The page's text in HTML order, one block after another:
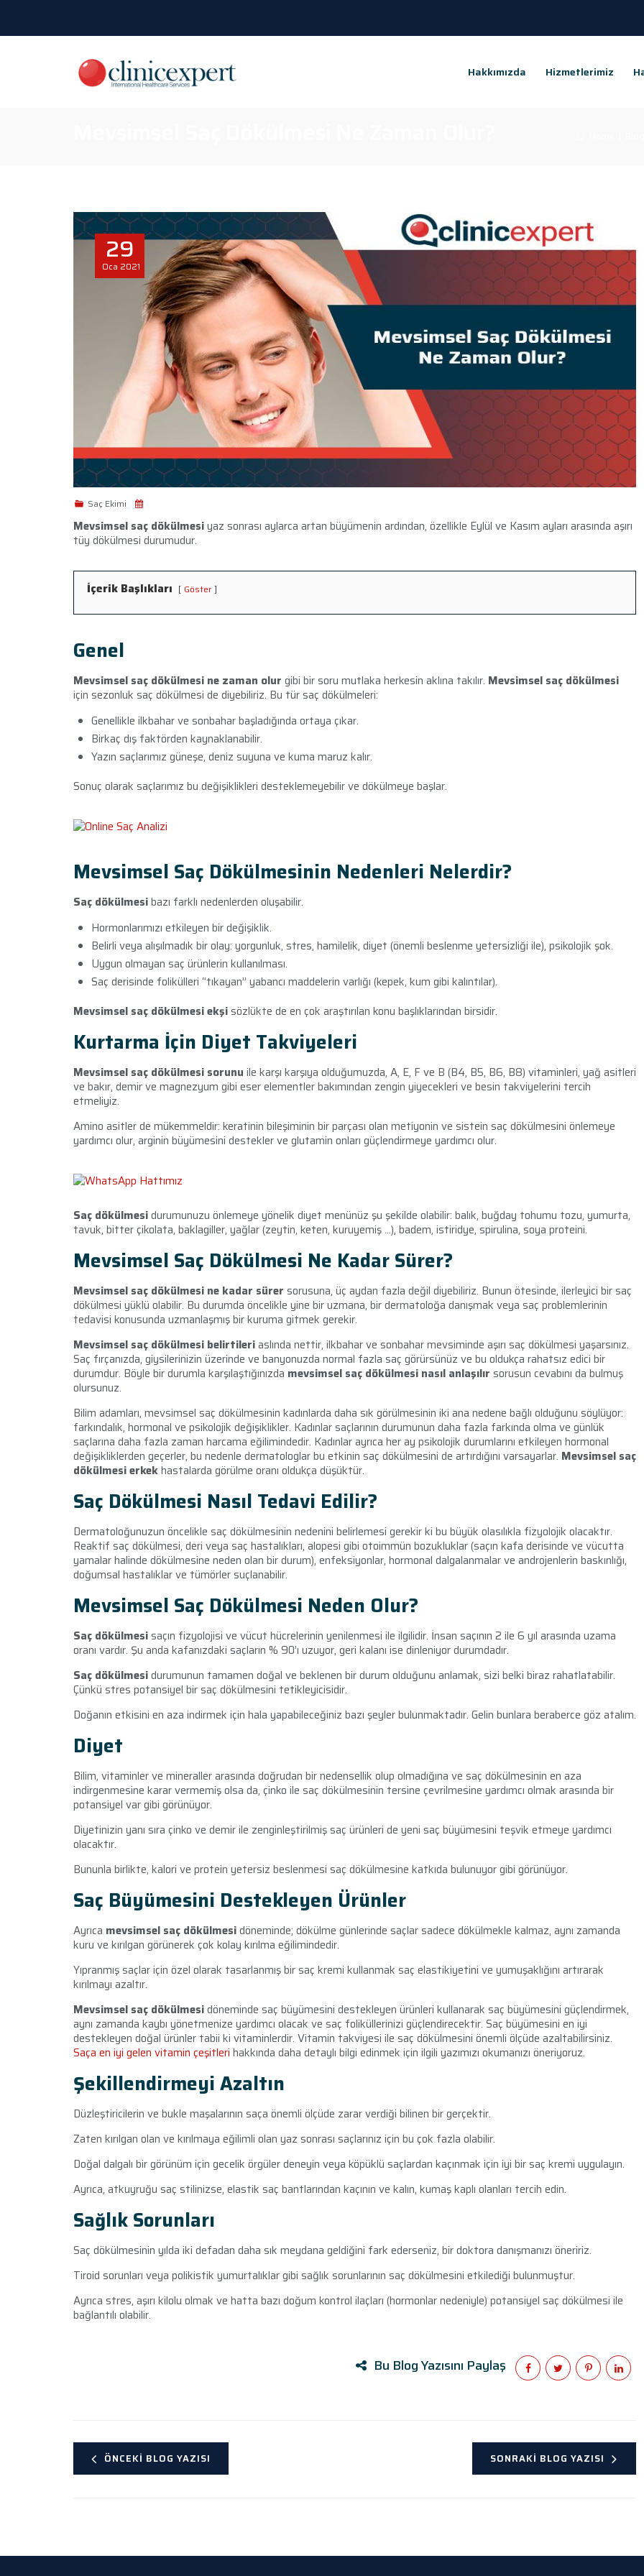
Hakkımızda Hizmetlerimiz
29
Oca 2021
Saç Ekimi
Mevsimsel saç dökülmesiyaz sonrası aylarca artan büyümenin ardından, özellikle Eylül ve Kasım ayları arasında aşırı
tüy dökülmesi durumudur.
İçerik Başlıkları Göster
Genel
Mevsimsel saç dökülmesi ne zaman olur gibi bir soru mutlaka herkesin aklına takılır. Mevsimsel saç dökülmesi
için sezonluk saç dökülmesi de diyebiliriz. Bu tür saç dökülmeleri:
Genellikle ilkbahar ve sonbahar başladığında ortaya çıkar.
Birkaç dış faktörden kaynaklanabilir.
Yazın saçlarımız güneşe, deniz suyuna ve kuma maruz kalır.
Sonuç olarak saçlarımız bu değişiklikleri desteklemeyebilir ve dökülmeye başlar.
Mevsimsel Saç Dökülmesinin Nedenleri Nelerdir?
Saç dökülmesibazı farklı nedenlerden oluşabilir.
Hormonlarımızı etkileyen bir değişiklik.
Belirli veya alışılmadık bir olay: yorgunluk, stres, hamilelik, diyet (önemli beslenme yetersizliği ile), psikolojik şok.
Uygun olmayan saç ürünlerin kullanılması.
Saç derisinde folikülleri “tıkayan” yabancı maddelerin varlığı (kepek, kum gibi kalıntılar).
Mevsimsel saç dökülmesi ekşisözlükte de en çok araştırılan konu başlıklarından birsidir.
Kurtarma İçin Diyet Takviyeleri
Mevsimsel saç dökülmesi sorunu ile karşı karşıya olduğumuzda, A, E, F ve B (B4, B5, B6, B8) vitaminleri, yağ asitleri
ve bakır, demir ve magnezyum gibi eser elementler bakımından zengin yiyecekleri ve besin takviyelerini tercih
etmeliyiz.
Amino asitler de mükemmeldir: keratinin bileşiminin bir parçası olan metiyonin ve sistein saç dökülmesini önlemeye
yardımcı olur, arginin büyümesini destekler ve glutamin onları güçlendirmeye yardımcı olur.
Saç dökülmesidurumunuzu önlemeye yönelik diyet menünüz şu şekilde olabilir: balık, buğday tohumu tozu, yumurta,
tavuk, bitter çikolata, baklagiller, yağlar (zeytin, keten, kuruyemiş …), badem, istiridye, spirulina, soya proteini.
Mevsimsel Saç Dökülmesi Ne Kadar Sürer?
Mevsimsel saç dökülmesi ne kadar sürer sorusuna, üç aydan fazla değil diyebiliriz. Bunun ötesinde, ilerleyici bir saç
dökülmesi yüklü olabilir. Bu durumda öncelikle yine bir uzmana, bir dermatoloğa danışmak veya saç problemlerinin
tedavisi konusunda uzmanlaşmış bir kuruma gitmek gerekir.
Mevsimsel saç dökülmesi belirtileriaslında nettir, ilkbahar ve sonbahar mevsiminde aşırı saç dökülmesi yaşarsınız.
Saç fırçanızda, giysilerinizin üzerinde ve banyonuzda normal fazla saç görürsünüz ve bu oldukça rahatsız edici bir
durumdur. Böyle bir durumla karşılaştığınızda mevsimsel saç dökülmesi nasıl anlaşılır sorusun cevabını da bulmuş
olursunuz.
Bilim adamları, mevsimsel saç dökülmesinin kadınlarda daha sık görülmesinin iki ana nedene bağlı olduğunu söylüyor:
farkındalık, hormonal ve psikolojik değişiklikler. Kadınlar saçlarının durumunun daha fazla farkında olma ve günlük
saçlarına daha fazla zaman harcama eğilimindedir. Kadınlar ayrıca her ay psikolojik durumlarını etkileyen hormonal
değişikliklerden geçerler, bu nedenle dermatologlar bu etkinin saç dökülmesini de artırdığını varsayarlar. Mevsimsel saç
dökülmesi erkekhastalarda görülme oranı oldukça düşüktür.
Saç Dökülmesi Nasıl Tedavi Edilir?
Dermatoloğunuzun öncelikle saç dökülmesinin nedenini belirlemesi gerekir ki bu büyük olasılıkla fizyolojik olacaktır.
Reaktif saç dökülmesi, deri veya saç hastalıkları, alopesi gibi otoimmün bozukluklar (saçın kafa derisinde ve vücutta
yamalar halinde dökülmesine neden olan bir durum), enfeksiyonlar, hormonal dalgalanmalar ve androjenlerin baskınlığı,
doğumsal hastalıklar ve tümörler suçlanabilir.
Mevsimsel Saç Dökülmesi Neden Olur?
Saç dökülmesisaçın fizyolojisi ve vücut hücrelerinin yenilenmesi ile ilgilidir. İnsan saçının 2 ile 6 yıl arasında uzama
oranı vardır. Şu anda kafanızdaki saçların % 90’ı uzuyor, geri kalanı ise dinleniyor durumdadır.
Saç dökülmesidurumunun tamamen doğal ve beklenen bir durum olduğunu anlamak, sizi belki biraz rahatlatabilir.
Çünkü stres potansiyel bir saç dökülmesini tetikleyicisidir.
Doğanın etkisini en aza indirmek için hala yapabileceğiniz bazı şeyler bulunmaktadır. Gelin bunlara beraberce göz atalım.
Diyet
Bilim, vitaminler ve mineraller arasında doğrudan bir nedensellik olup olmadığına ve saç dökülmesinin en aza
indirgenmesine karar vermemiş olsa da, çinko ile saç dökülmesinin tersine çevrilmesine yardımcı olmak arasında bir
potansiyel var gibi görünüyor.
Diyetinizin yanı sıra çinko ve demir ile zenginleştirilmiş saç ürünleri de yeni saç büyümesini teşvik etmeye yardımcı
olacaktır.
Bununla birlikte, kalori ve protein yetersiz beslenmesi saç dökülmesine katkıda bulunuyor gibi görünüyor.
Saç Büyümesini Destekleyen Ürünler
Ayrıca mevsimsel saç dökülmesidöneminde; dökülme günlerinde saçlar sadece dökülmekle kalmaz, aynı zamanda
kuru ve kırılgan görünerek çok kolay kırılma eğilimindedir.
Yıpranmış saçlar için özel olarak tasarlanmış bir saç kremi kullanmak saç elastikiyetini ve yumuşaklığını artırarak
kırılmayı azaltır.
Mevsimsel saç dökülmesidöneminde saç büyümesini destekleyen ürünleri kullanarak saç büyümesini güçlendirmek,
aynı zamanda kaybı yönetmenize yardımcı olacak ve saç foliküllerinizi güçlendirecektir. Saç büyümesini en iyi
destekleyen doğal ürünler tabii ki vitaminlerdir. Vitamin takviyesi ile saç dökülmesini önemli ölçüde azaltabilirsiniz.
Saça en iyi gelen vitamin çeşitleri hakkında daha detaylı bilgi edinmek için ilgili yazımızı okumanızı öneriyoruz.
Şekillendirmeyi Azaltın
Düzleştiricilerin ve bukle maşalarının saça önemli ölçüde zarar verdiği bilinen bir gerçektir.
Zaten kırılgan olan ve kırılmaya eğilimli olan yaz sonrası saçlarınız için bu çok fazla olabilir.
Doğal dalgalı bir görünüm için gecelik örgüler deneyin veya köpüklü saçlardan kaçınmak için iyi bir saç kremi uygulayın.
Ayrıca, atkuyruğu saç stilinizse, elastik saç bantlarından kaçının ve kalın, kumaş kaplı olanları tercih edin.
Sağlık Sorunları
Saç dökülmesinin yılda iki defadan daha sık meydana geldiğini fark ederseniz, bir doktora danışmanızı öneririz.
Tiroid sorunları veya polikistik yumurtalıklar gibi sağlık sorunlarının saç dökülmesini etkilediği bulunmuştur.
Ayrıca stres, aşırı kilolu olmak ve hatta bazı doğum kontrol ilaçları (hormonlar nedeniyle) potansiyel saç dökülmesi ile
bağlantılı olabilir.
Bu Blog Yazısını Paylaş
ÖNCEKI BLOG YAZISI SONRAKI BLOG YAZISI